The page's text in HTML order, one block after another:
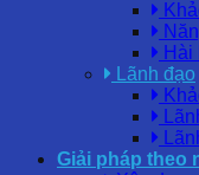
Hài
Lãnh đạo
Giải pháp theo